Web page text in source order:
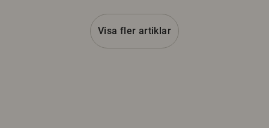
Visa fler artiklar